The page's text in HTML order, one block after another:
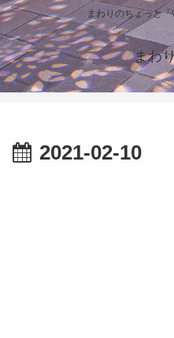
まわりのちょっと
まわ
2021-02-10